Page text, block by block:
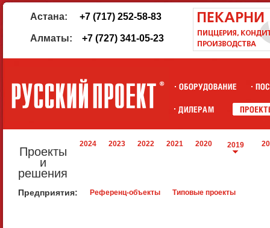
Астана: +7 (717) 252-58-83
Алматы: +7 (727) 341-05-23
Проекты
и
решения
2024 2023 2022 2021 2020 2019
Предприятия: Референц-объекты Типовые проекты